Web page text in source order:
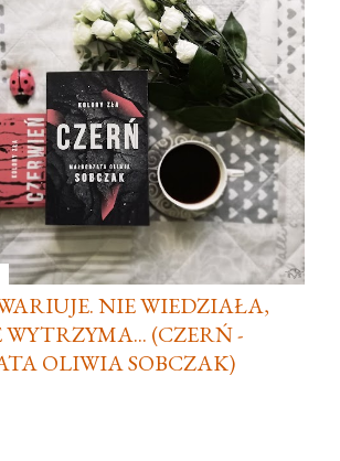
NIE WIEDZIAŁA,
WYTRZYMA... (CZERŃ -
OLIWIA SOBCZAK)